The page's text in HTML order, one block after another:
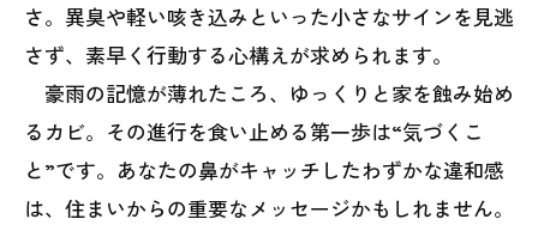
さ。異臭や軽い咳き込みといった小さなサインを見逃
さず、素早く行動する心構えが求められます。
豪雨の記憶が薄れたころ、ゆっくりと家を蝕み始め
るカビ。その進行を食い止める第一歩は“気づくこ
と”です。あなたの鼻がキャッチしたわずかな違和感
は、住まいからの重要なメッセージかもしれません。